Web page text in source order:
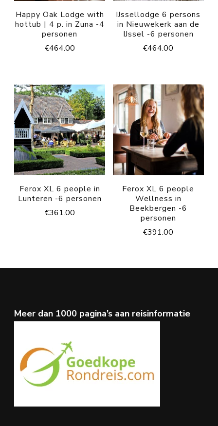
Happy Oak Lodge with
hottub | 4 p. in Zuna -4
personen
€464.00
IJssellodge 6 persons
in Nieuwekerk aan de
IJssel -6 personen
€464.00
Ferox XL 6 people in
Lunteren -6 personen
€361.00
Ferox XL 6 people
Wellness in
Beekbergen -6
personen
€391.00
Meer dan 1000 pagina’s aan reisinformatie